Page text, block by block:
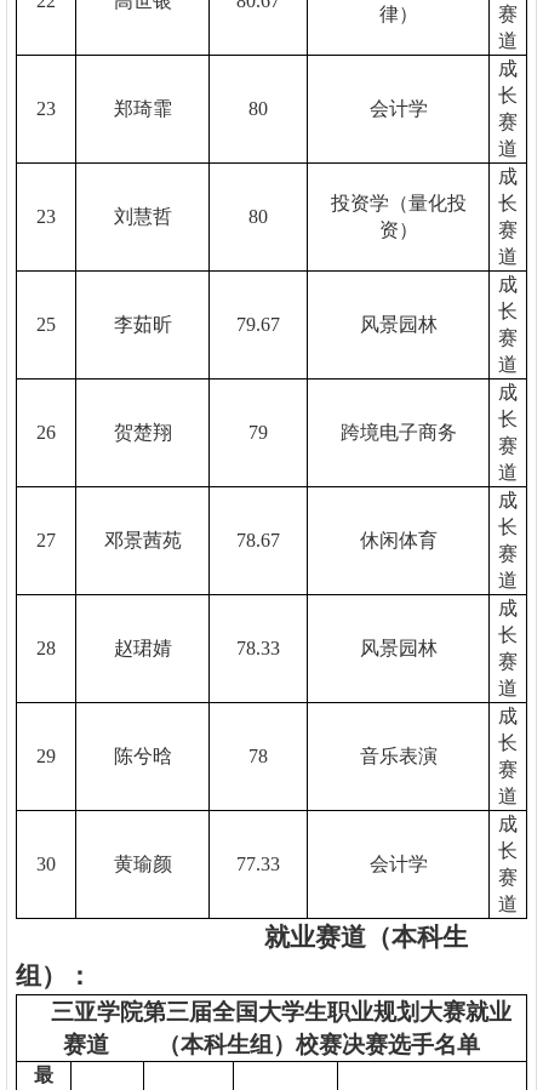
律）
赛
道
23 郑琦霏 80 会计学
成
长
赛
道
23 刘慧哲 80
投资学（量化投
资）
成
长
赛
道
25 李茹昕 79.67 风景园林
成
长
赛
道
26 贺楚翔 79 跨境电子商务
成
长
赛
道
27 邓景茜苑 78.67 休闲体育
成
长
赛
道
28 赵珺婧 78.33 风景园林
成
长
赛
道
29 陈兮晗 78 音乐表演
成
长
赛
道
30 黄瑜颜 77.33 会计学
成
长
赛
道
就业赛道（本科生
组）：
三亚学院第三届全国大学生职业规划大赛就业
赛道
（本科生组）校赛决赛选手名单
最